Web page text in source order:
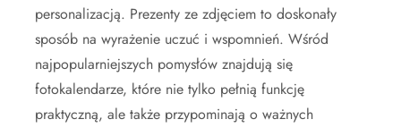
personalizacją. Prezenty ze zdjęciem to doskonały
sposób na wyrażenie uczuć i wspomnień. Wśród
najpopularniejszych pomysłów znajdują się
fotokalendarze, które nie tylko pełnią funkcję
praktyczną, ale także przypominają o ważnych